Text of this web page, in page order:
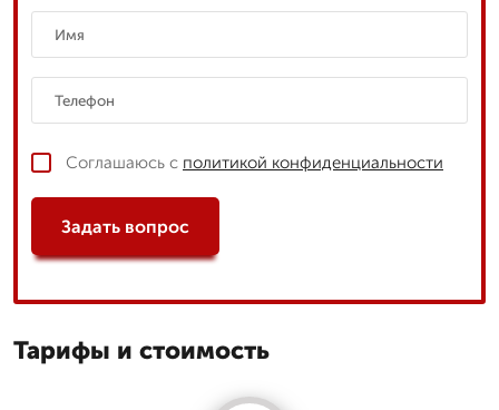
Соглашаюсь с политикой конфиденциальности
Задать вопрос
Тарифы и стоимость